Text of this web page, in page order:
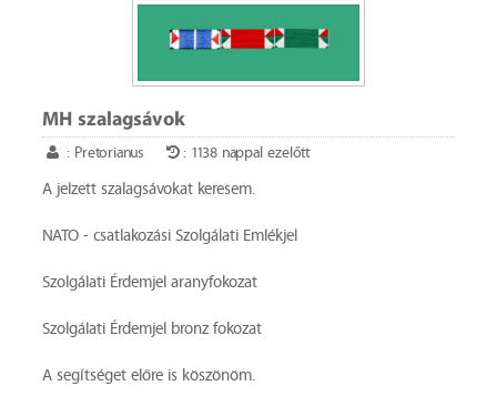
MH szalagsávok
: Pretorianus : 1138 nappal ezelőtt
A jelzett szalagsávokat keresem.
NATO - csatlakozási Szolgálati Emlékjel
Szolgálati Érdemjel aranyfokozat
Szolgálati Érdemjel bronz fokozat
A segítséget előre is köszönöm.